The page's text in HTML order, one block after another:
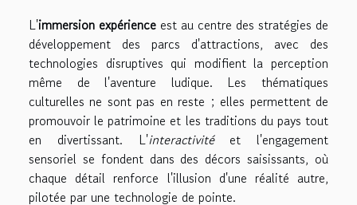
L'immersion expérience est au centre des stratégies de
développement des parcs d'attractions, avec des
technologies disruptives qui modifient la perception
même de l'aventure ludique. Les thématiques
culturelles ne sont pas en reste ; elles permettent de
promouvoir le patrimoine et les traditions du pays tout
en divertissant. L'interactivitéet l'engagement
sensoriel se fondent dans des décors saisissants, où
chaque détail renforce l'illusion d'une réalité autre,
pilotée par une technologie de pointe.